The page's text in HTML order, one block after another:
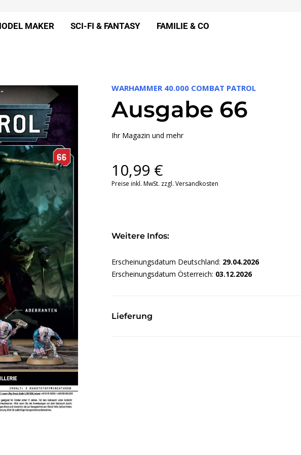
MAKER SCI-FI & FANTASY FAMILIE & CO
WARHAMMER 40.000 COMBAT PATROL
Ausgabe 66
Ihr Magazin und mehr
10,99 €
Preise inkl. MwSt. zzgl. Versandkosten
Weitere Infos:
Erscheinungsdatum Deutschland: 29.04.2026
Erscheinungsdatum Österreich: 03.12.2026
Lieferung